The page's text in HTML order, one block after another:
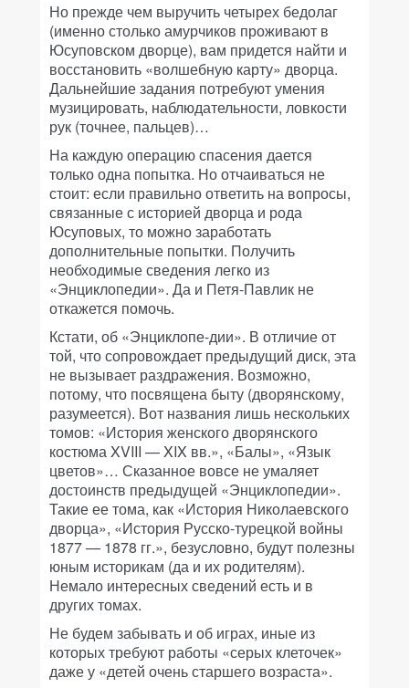
Но прежде чем выручить четырех бедолаг
(именно столько амурчиков проживают в
Юсуповском дворце), вам придется найти и
восстановить «волшебную карту» дворца.
Дальнейшие задания потребуют умения
музицировать, наблюдательности, ловкости
рук (точнее, пальцев)…
На каждую операцию спасения дается
только одна попытка. Но отчаиваться не
стоит: если правильно ответить на вопросы,
связанные с историей дворца и рода
Юсуповых, то можно заработать
дополнительные попытки. Получить
необходимые сведения легко из
«Энциклопедии». Да и Петя-Павлик не
откажется помочь.
Кстати, об «Энциклопе-дии». В отличие от
той, что сопровождает предыдущий диск, эта
не вызывает раздражения. Возможно,
потому, что посвящена быту (дворянскому,
разумеется). Вот названия лишь нескольких
томов: «История женского дворянского
костюма XVIII — XIX вв.», «Балы», «Язык
цветов»… Сказанное вовсе не умаляет
достоинств предыдущей «Энциклопедии».
Такие ее тома, как «История Николаевского
дворца», «История Русско-турецкой войны
1877 — 1878 гг.», безусловно, будут полезны
юным историкам (да и их родителям).
Немало интересных сведений есть и в
других томах.
Не будем забывать и об играх, иные из
которых требуют работы «серых клеточек»
даже у «детей очень старшего возраста».